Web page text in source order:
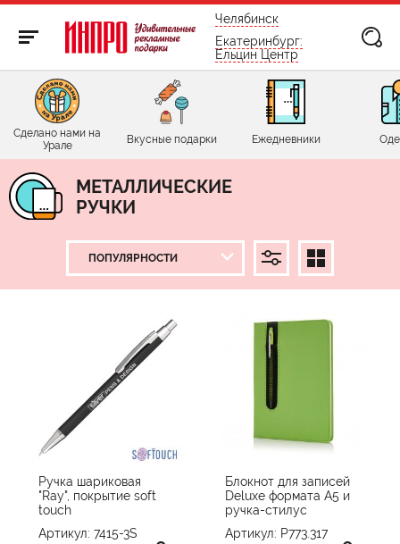
бесплатно по России
Челябинск
Екатеринбург:
Ельцин Центр
Сделано нами на
Урале
Вкусные подарки Ежедневники
МЕТАЛЛИЧЕСКИЕ
РУЧКИ
ОБЪЕМ ПАМЯТИ
64 GB
ПРОИЗВОДИТЕЛЬ
Avenue
Chili
ЦВЕТ
Ручка шариковая
"Ray", покрытие soft
touch
Артикул: 7415-3S
Блокнот для записей
Deluxe формата A5 и
ручка-стилус
Артикул: P773.317